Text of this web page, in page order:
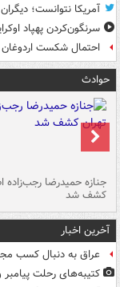
آمریکا نتوانست؛
سرنگون‌کردن پهپاد
احتمال شکست اردوغان
حوادث
جنازه حمیدرضا رجب‌زاده
کشف شد
آخرین اخبار
عراق به دنبال کسب
کتیبه‌های رحلت